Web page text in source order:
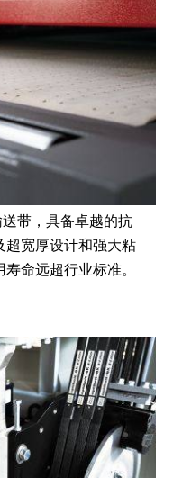
带，具备卓越的抗
超宽厚设计和强大粘
寿命远超行业标准。